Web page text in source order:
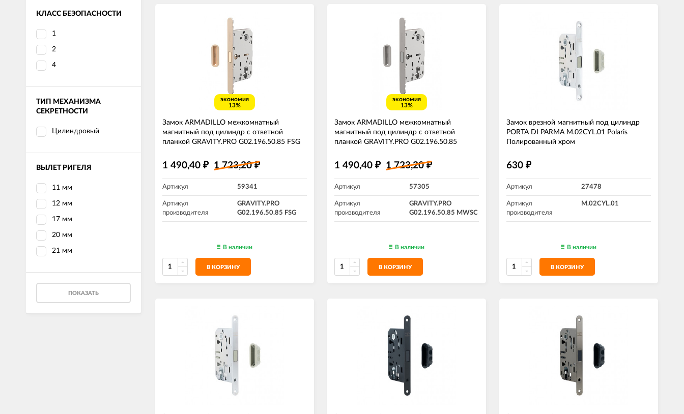
КЛАСС БЕЗОПАСНОСТИ
1
2
4
ТИП МЕХАНИЗМА
СЕКРЕТНОСТИ
Цилиндровый
ВЫЛЕТ РИГЕЛЯ
11 мм
12 мм
17 мм
20 мм
21 мм
ПОКАЗАТЬ
экономия
13%
Замок ARMADILLO межкомнатный
магнитный под цилиндр с ответной
планкой GRAVITY.PRO G02.196.50.85 FSG
1 490,40 ₽ 1 723,20₽
Артикул 59341
Артикул
производителя
GRAVITY.PRO
G02.196.50.85 FSG
В наличии
В КОРЗИНУ
экономия
13%
Замок ARMADILLO межкомнатный
магнитный под цилиндр с ответной
планкой GRAVITY.PRO G02.196.50.85
1 490,40 ₽ 1 723,20₽
Артикул 57305
Артикул
производителя
GRAVITY.PRO
G02.196.50.85 MWSC
В наличии
В КОРЗИНУ
Замок врезной магнитный под цилиндр
PORTA DI PARMA M.02CYL.01 Polaris
Полированный хром
630 ₽
Артикул 27478
Артикул
производителя
M.02CYL.01
В наличии
В КОРЗИНУ